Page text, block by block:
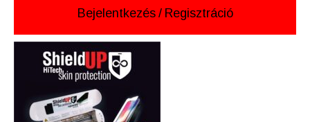
Bejelentkezés / Regisztráció